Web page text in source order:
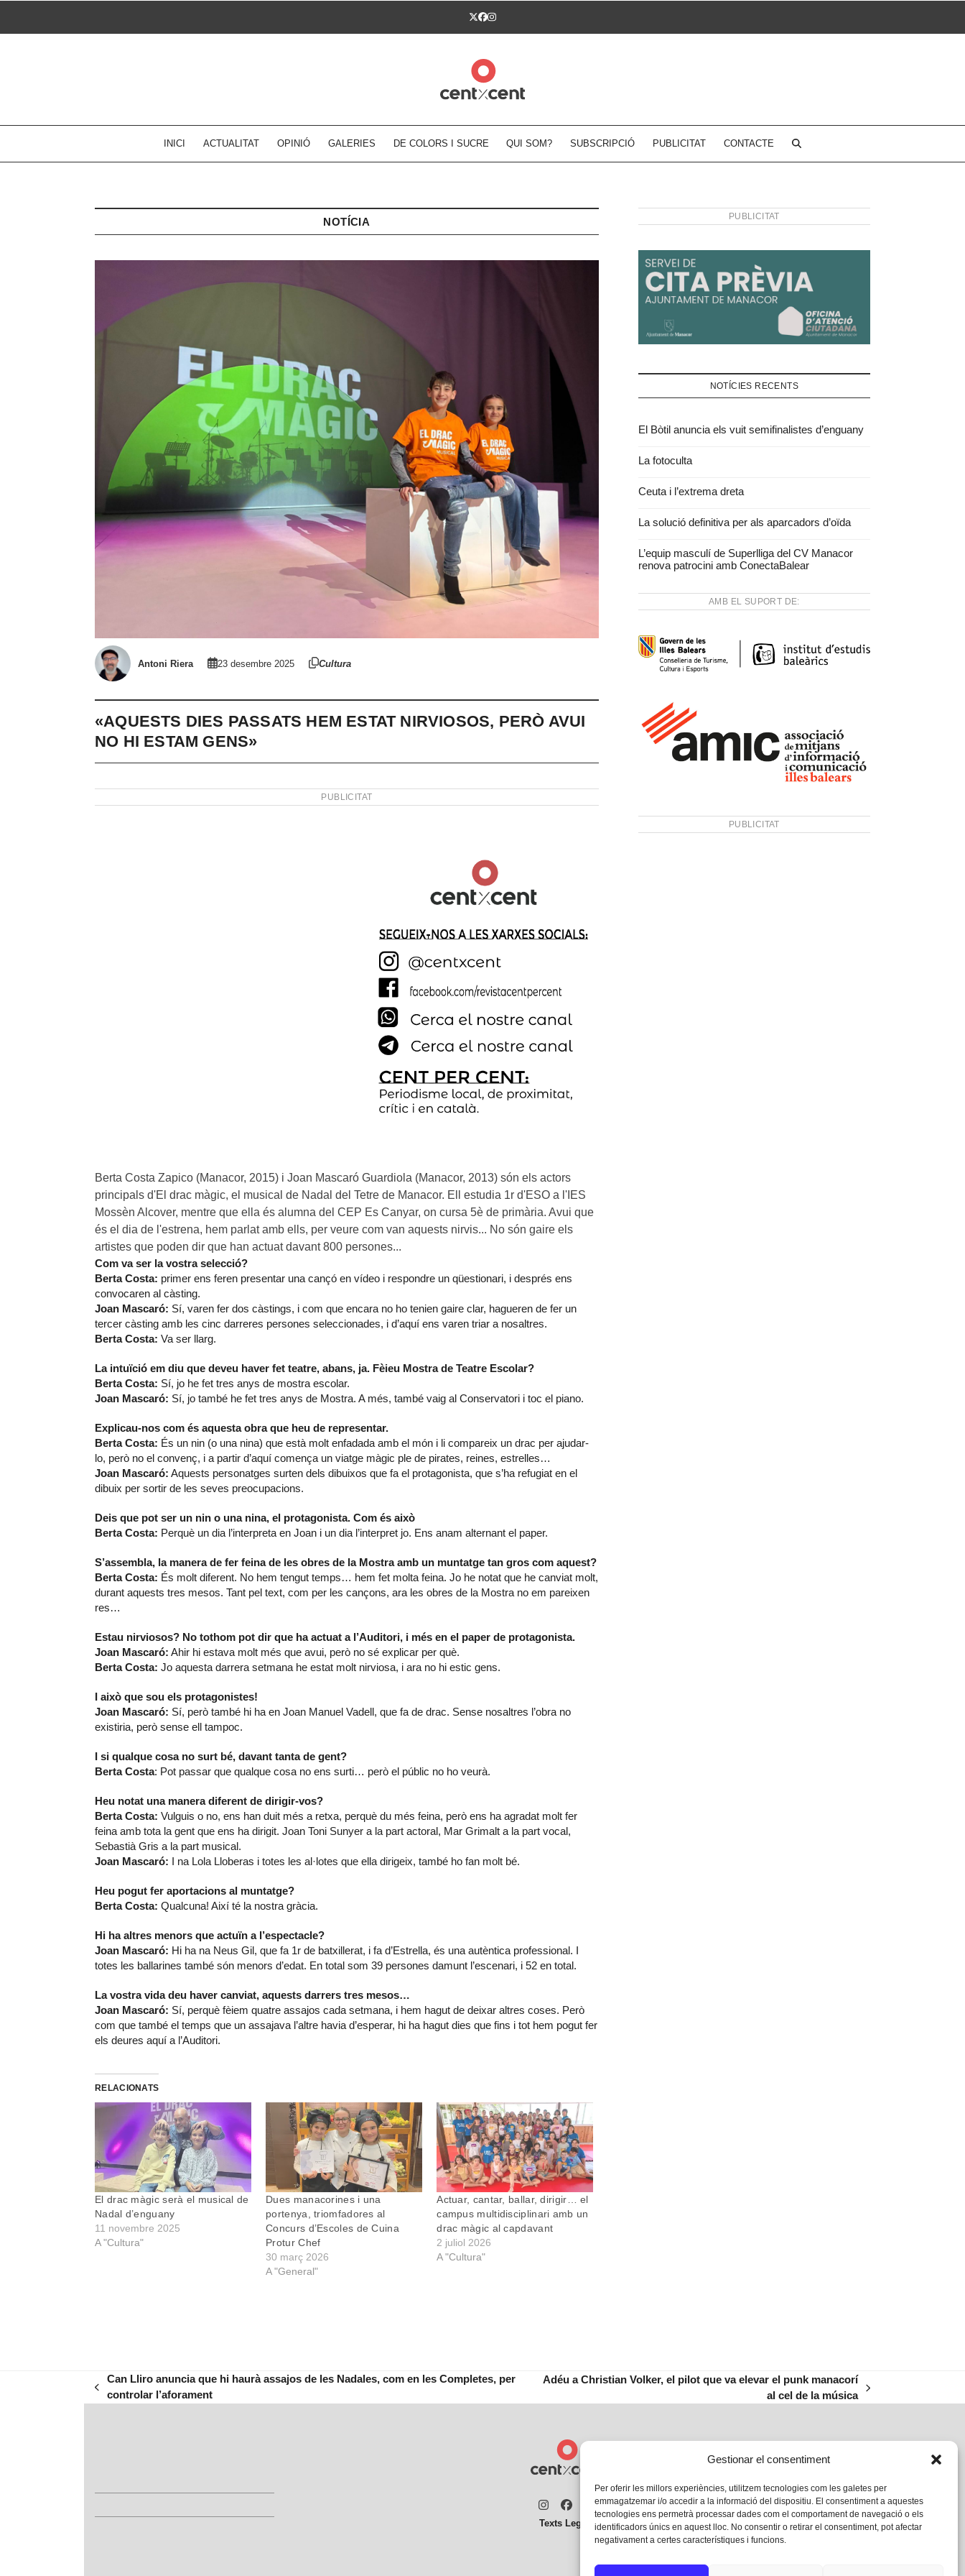
Gestionar el consentiment
Per oferir les millors experiències, utilitzem tecnologies com les galetes per
emmagatzemar i/o accedir a la informació del dispositiu. El consentiment a aquestes
tecnologies ens permetrà processar dades com el comportament de navegació o els
identificadors únics en aquest lloc. No consentir o retirar el consentiment, pot afectar
negativament a certes característiques i funcions.
Twitter
Facebook
Instagram
INICI ACTUALITAT OPINIÓ GALERIES DE COLORS I SUCRE QUI SOM? SUBSCRIPCIÓ PUBLICITAT CONTACTE
NOTÍCIA
Antoni Riera 23 desembre 2025 Cultura
«AQUESTS DIES PASSATS HEM ESTAT NIRVIOSOS, PERÒ AVUI
NO HI ESTAM GENS»
PUBLICITAT
Berta Costa Zapico (Manacor, 2015) i Joan Mascaró Guardiola (Manacor, 2013) són els actors
principals d'El drac màgic, el musical de Nadal del Tetre de Manacor. Ell estudia 1r d'ESO a l'IES
Mossèn Alcover, mentre que ella és alumna del CEP Es Canyar, on cursa 5è de primària. Avui que
és el dia de l'estrena, hem parlat amb ells, per veure com van aquests nirvis... No són gaire els
artistes que poden dir que han actuat davant 800 persones...
Com va ser la vostra selecció?
Berta Costa: primer ens feren presentar una cançó en vídeo i respondre un qüestionari, i després ens
convocaren al càsting.
Joan Mascaró: Sí, varen fer dos càstings, i com que encara no ho tenien gaire clar, hagueren de fer un
tercer càsting amb les cinc darreres persones seleccionades, i d’aquí ens varen triar a nosaltres.
Berta Costa: Va ser llarg.
La intuïció em diu que deveu haver fet teatre, abans, ja. Fèieu Mostra de Teatre Escolar?
Berta Costa: Sí, jo he fet tres anys de mostra escolar.
Joan Mascaró: Sí, jo també he fet tres anys de Mostra. A més, també vaig al Conservatori i toc el piano.
Explicau-nos com és aquesta obra que heu de representar.
Berta Costa: És un nin (o una nina) que està molt enfadada amb el món i li compareix un drac per ajudar-
lo, però no el convenç, i a partir d’aquí comença un viatge màgic ple de pirates, reines, estrelles…
Joan Mascaró: Aquests personatges surten dels dibuixos que fa el protagonista, que s’ha refugiat en el
dibuix per sortir de les seves preocupacions.
Deis que pot ser un nin o una nina, el protagonista. Com és això
Berta Costa: Perquè un dia l’interpreta en Joan i un dia l’interpret jo. Ens anam alternant el paper.
S’assembla, la manera de fer feina de les obres de la Mostra amb un muntatge tan gros com aquest?
Berta Costa: És molt diferent. No hem tengut temps… hem fet molta feina. Jo he notat que he canviat molt,
durant aquests tres mesos. Tant pel text, com per les cançons, ara les obres de la Mostra no em pareixen
res…
Estau nirviosos? No tothom pot dir que ha actuat a l’Auditori, i més en el paper de protagonista.
Joan Mascaró: Ahir hi estava molt més que avui, però no sé explicar per què.
Berta Costa: Jo aquesta darrera setmana he estat molt nirviosa, i ara no hi estic gens.
I això que sou els protagonistes!
Joan Mascaró: Sí, però també hi ha en Joan Manuel Vadell, que fa de drac. Sense nosaltres l’obra no
existiria, però sense ell tampoc.
I si qualque cosa no surt bé, davant tanta de gent?
Berta Costa: Pot passar que qualque cosa no ens surti… però el públic no ho veurà.
Heu notat una manera diferent de dirigir-vos?
Berta Costa: Vulguis o no, ens han duit més a retxa, perquè du més feina, però ens ha agradat molt fer
feina amb tota la gent que ens ha dirigit. Joan Toni Sunyer a la part actoral, Mar Grimalt a la part vocal,
Sebastià Gris a la part musical.
Joan Mascaró: I na Lola Lloberas i totes les al·lotes que ella dirigeix, també ho fan molt bé.
Heu pogut fer aportacions al muntatge?
Berta Costa: Qualcuna! Així té la nostra gràcia.
Hi ha altres menors que actuïn a l’espectacle?
Joan Mascaró: Hi ha na Neus Gil, que fa 1r de batxillerat, i fa d’Estrella, és una autèntica professional. I
totes les ballarines també són menors d’edat. En total som 39 persones damunt l’escenari, i 52 en total.
La vostra vida deu haver canviat, aquests darrers tres mesos…
Joan Mascaró: Sí, perquè fèiem quatre assajos cada setmana, i hem hagut de deixar altres coses. Però
com que també el temps que un assajava l’altre havia d’esperar, hi ha hagut dies que fins i tot hem pogut fer
els deures aquí a l’Auditori.
RELACIONATS
El drac màgic serà el musical de
Nadal d’enguany
11 novembre 2025
A "Cultura"
Dues manacorines i una
portenya, triomfadores al
Concurs d’Escoles de Cuina
Protur Chef
30 març 2026
A "General"
Actuar, cantar, ballar, dirigir… el
campus multidisciplinari amb un
drac màgic al capdavant
2 juliol 2026
A "Cultura"
PUBLICITAT
NOTÍCIES RECENTS
El Bòtil anuncia els vuit semifinalistes d’enguany
La fotoculta
Ceuta i l’extrema dreta
La solució definitiva per als aparcadors d’oïda
L’equip masculí de Superlliga del CV Manacor
renova patrocini amb ConectaBalear
AMB EL SUPORT DE:
PUBLICITAT
previous
Can Lliro anuncia que hi haurà assajos de les Nadales, com en les Completes, per
controlar l’aforament
Adéu a Christian Volker, el pilot que va elevar el punk manacorí
al cel de la música
Instagram
Facebook
Twitter
Texts Legals